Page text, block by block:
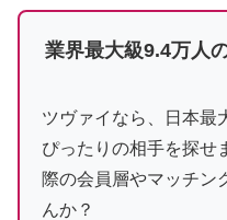
業界最大級9.4万人
ツヴァイなら、日本最
ぴったりの相手を探せ
際の会員層やマッチン
んか？